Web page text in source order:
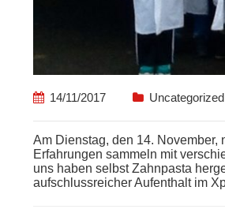
14/11/2017 Uncategorized
Am Dienstag, den 14.
Erfahrungen sammeln mit
uns haben selbst Zahnpasta
aufschlussreicher Aufenthalt im